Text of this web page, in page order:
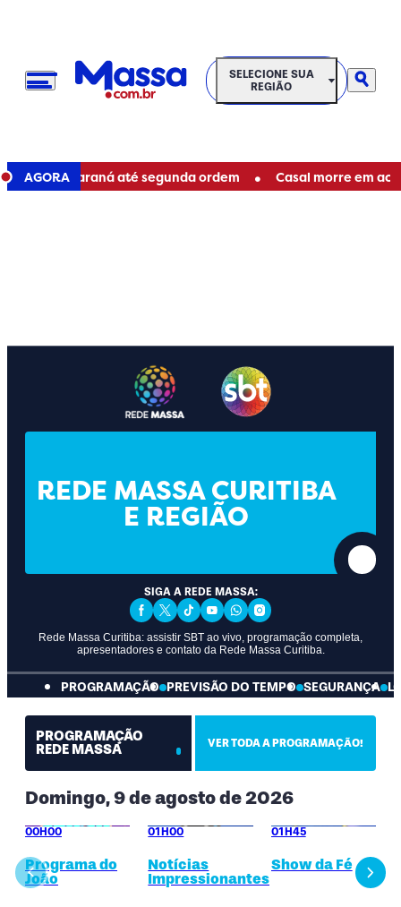
SELECIONE SUA REGIÃO
SELECIONE SUA
REGIÃO
AGORAaté segunda ordem • Casal morre em acidente de
REDE MASSA CURITIBA
E REGIÃO
SIGA A REDE MASSA:
Facebook Social Media
Twitter Social Media
Tiktok Social Media
Youtube Social Media
Whatsapp Social Media
Instagram Social
Rede Massa Curitiba: assistir SBT ao vivo, programação completa,
apresentadores e contato da Rede Massa Curitiba.
PROGRAMAÇÃO PREVISÃO DO TEMPO SEGURANÇA
PROGRAMAÇÃO
REDE MASSA
VER TODA A PROGRAMAÇÃO!
Domingo, 9 de agosto de 2026
00H00
Programa do
João
01H00
Notícias
Impressionantes
01H45
Show da Fé
Return to previous slide